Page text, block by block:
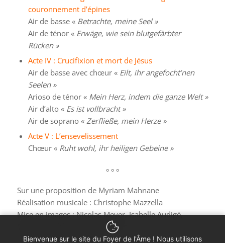
couronnement d’épines
Air de basse « Betrachte, meine Seel »
Air de ténor « Erwäge, wie sein blutgefärbter
Rücken »
Acte IV : Crucifixion et mort de Jésus
Air de basse avec chœur « Eilt, ihr angefocht’nen
Seelen »
Arioso de ténor « Mein Herz, indem die ganze Welt »
Air d’alto « Es ist vollbracht »
Air de soprano « Zerfließe, mein Herze »
Acte V : L’ensevelissement
Chœur « Ruht wohl, ihr heiligen Gebeine »
° ° °
Sur une proposition de Myriam Mahnane
Réalisation musicale : Christophe Mazzella
Mise en images : Nicolas Meyer, Isabelle Audigé,
Christian Leblé, Barbara Minder
Coordination : Itay Jedlin
Bienvenue sur le site du Foyer de l'Âme ! Nous utilisons